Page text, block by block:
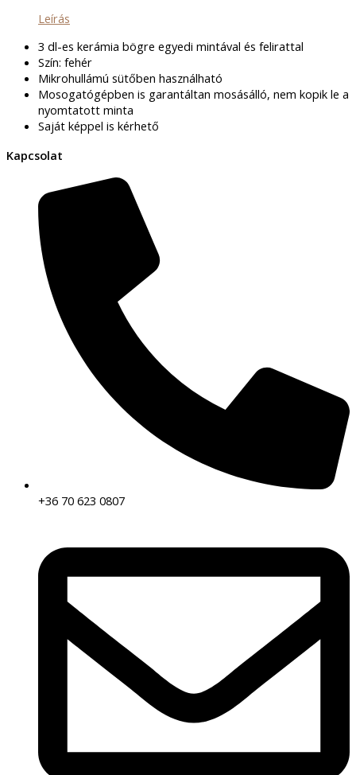
Leírás
3 dl-es kerámia bögre egyedi mintával és felirattal
Szín: fehér
Mikrohullámú sütőben használható
Mosogatógépben is garantáltan mosásálló, nem kopik le a
nyomtatott minta
Saját képpel is kérhető
Kapcsolat
+36 70 623 0807